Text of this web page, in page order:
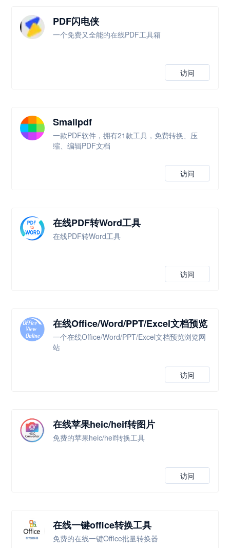
PDF闪电侠
一个免费又全能的在线PDF工具箱
访问
Smallpdf
一款PDF软件，拥有21款工具，免费转换、压
缩、编辑PDF文档
访问
在线PDF转Word工具
在线PDF转Word工具
访问
在线Office/Word/PPT/Excel文档预览
浏览
一个在线Office/Word/PPT/Excel文档预览浏览网
站
访问
在线苹果heic/heif转图片
免费的苹果heic/heif转换工具
访问
在线一键office转换工具
免费的在线一键Office批量转换器